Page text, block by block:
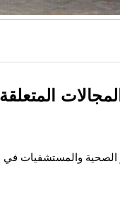
الصحية والمستشفيات